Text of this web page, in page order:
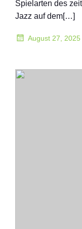
Spielarten des
Jazz auf dem[…]
August 27, 2025